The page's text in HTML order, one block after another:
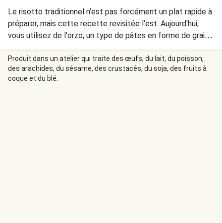
Le risotto traditionnel n'est pas forcément un plat rapide à
préparer, mais cette recette revisitée l'est. Aujourd'hui,
vous utilisez de l'orzo, un type de pâtes en forme de grains
de riz, moins long à cuire, mais qui a la même consistance
que le riz à risotto. Le fromage aux herbes apporte quant à
lui le petit plus de gourmandise au plat ! Le fromage utilisé
dans ce plat contient de la présure animale.
Produit dans un atelier qui traite des œufs, du lait, du poisson,
des arachides, du sésame, des crustacés, du soja, des fruits à
coque et du blé.